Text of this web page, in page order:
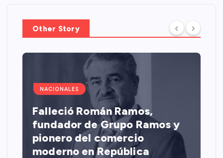
Other Story
NACIONALES
Falleció Román Ramos,
fundador de Grupo Ramos y
pionero del comercio
moderno en República